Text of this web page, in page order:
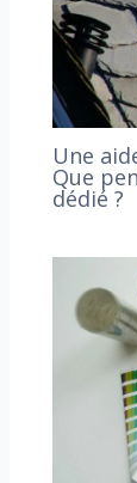
Une
Que
dédié ?